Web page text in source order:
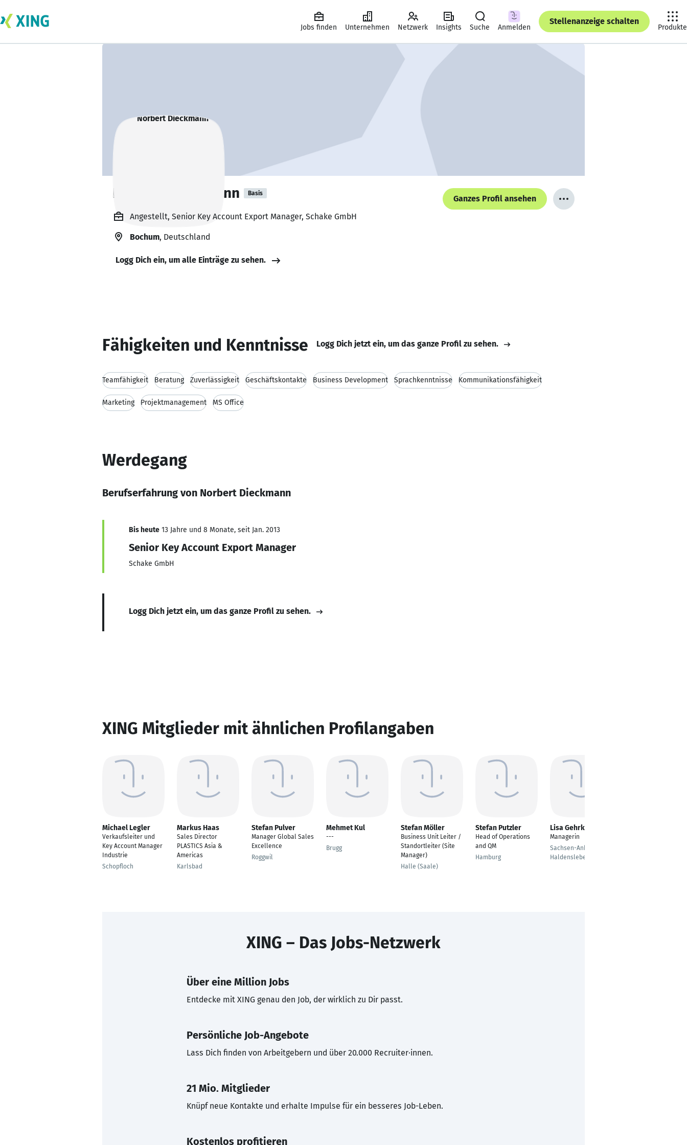
Jobs finden Unternehmen Netzwerk Insights Suche Anmelden
Stellenanzeige schalten
Produkte
Norbert Dieckmann Basis
Ganzes Profil ansehen
Angestellt, Senior Key Account Export Manager, Schake GmbH
Bochum, Deutschland
Logg Dich ein, um alle Einträge zu sehen.
Fähigkeiten und Kenntnisse Logg Dich jetzt ein, um das ganze Profil zu sehen.
Teamfähigkeit Beratung Zuverlässigkeit Geschäftskontakte Business Development Sprachkenntnisse Kommunikationsfähigkeit
Marketing Projektmanagement MS Office
Werdegang
Berufserfahrung von Norbert Dieckmann
Bis heute 13 Jahre und 8 Monate, seit Jan. 2013
Senior Key Account Export Manager
Schake GmbH
Logg Dich jetzt ein, um das ganze Profil zu sehen.
XING Mitglieder mit ähnlichen Profilangaben
Michael Legler
Verkaufsleiter und
Key Account Manager
Industrie
Schopfloch
Markus Haas
Sales Director
PLASTICS Asia &
Americas
Karlsbad
Stefan Pulver
Manager Global Sales
Excellence
Roggwil
Mehmet Kul
---
Brugg
Stefan Möller
Business Unit Leiter /
Standortleiter (Site
Manager)
Halle (Saale)
Stefan Putzler
Head of Operations
and QM
Hamburg
Lisa Gehrk
Managerin
Sachsen-Anhalt -
Haldensleben
XING – Das Jobs-Netzwerk
Über eine Million Jobs
Entdecke mit XING genau den Job, der wirklich zu Dir passt.
Persönliche Job-Angebote
Lass Dich finden von Arbeitgebern und über 20.000 Recruiter·innen.
21 Mio. Mitglieder
Knüpf neue Kontakte und erhalte Impulse für ein besseres Job-Leben.
Kostenlos profitieren